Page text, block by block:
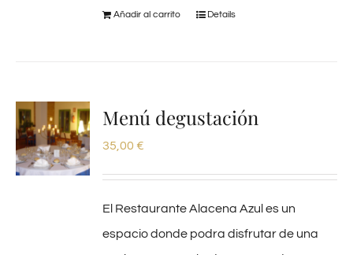
Añadir al carrito Details
Menú degustación
35,00 €
El Restaurante Alacena Azul es un
espacio donde podra disfrutar de una